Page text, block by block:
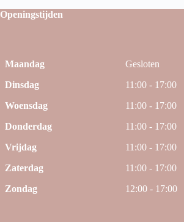
Openingstijden
Maandag
Gesloten
Dinsdag
11:00 - 17:00
Woensdag
11:00 - 17:00
Donderdag
11:00 - 17:00
Vrijdag
11:00 - 17:00
Zaterdag
11:00 - 17:00
Zondag
12:00 - 17:00